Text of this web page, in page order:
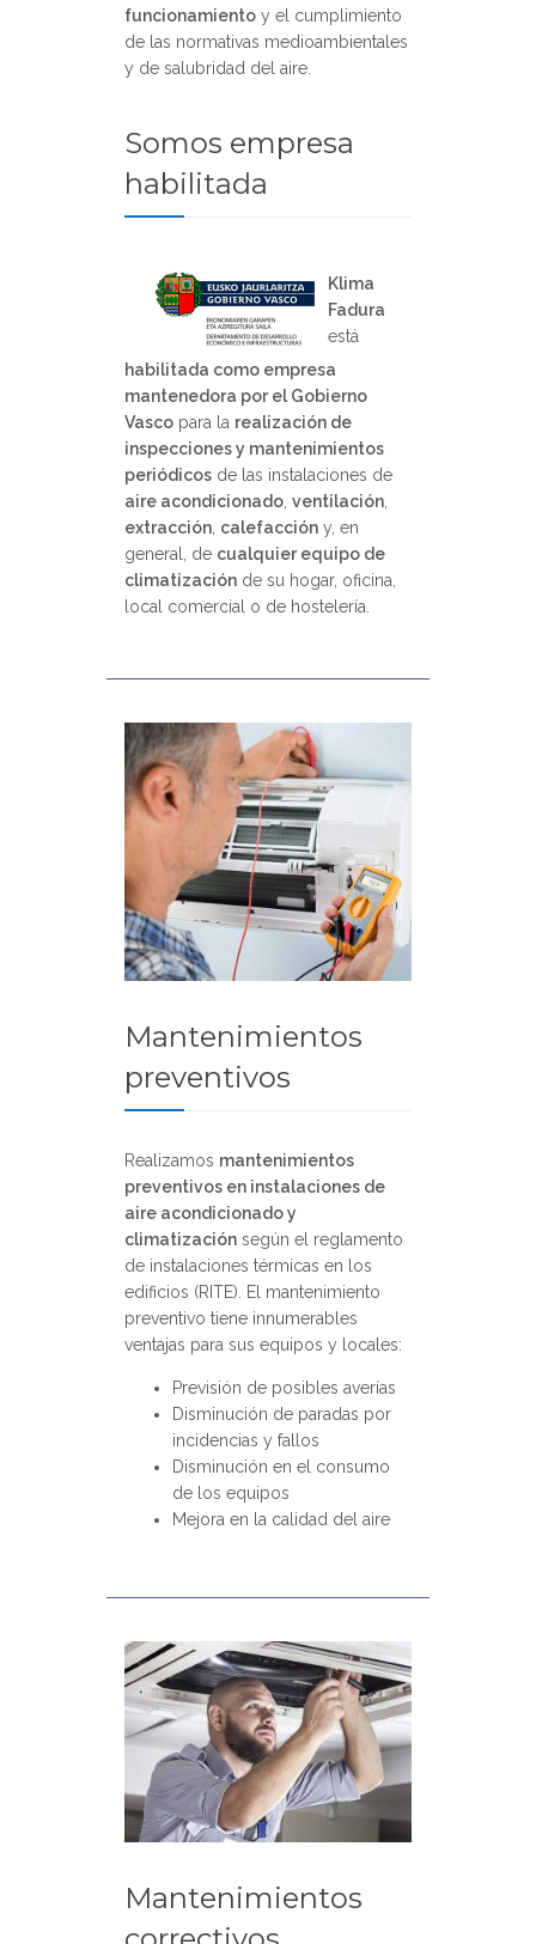
funcionamiento y el cumplimiento
de las normativas medioambientales
y de salubridad del aire.
Somos empresa
habilitada
Klima
Fadura
está
habilitada como empresa
mantenedora por el Gobierno
Vasco para la realización de
inspecciones y mantenimientos
periódicos de las instalaciones de
aire acondicionado ventilación
extracción calefacción y, en
general, de cualquier equipo de
climatización de su hogar, oficina,
local comercial o de hostelería.
Mantenimientos
preventivos
Realizamos mantenimientos
preventivos en instalaciones de
aire acondicionado y
climatización según el reglamento
de instalaciones térmicas en los
edificios (RITE). El mantenimiento
preventivo tiene innumerables
ventajas para sus equipos y locales:
Previsión de posibles averías
Disminución de paradas por
incidencias y fallos
Disminución en el consumo
de los equipos
Mejora en la calidad del aire
Mantenimientos